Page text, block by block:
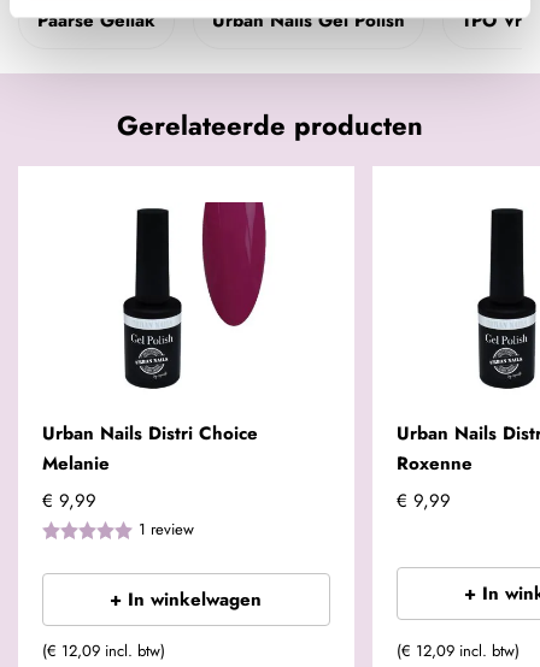
Paarse Gellak Urban Nails Gel Polish TPO
Gerelateerde producten
Urban Nails Distri Choice
Melanie
€ 9,99
1 review
+ In winkelwagen
(€ 12,09 incl. btw)
Urban Nails
Roxenne
€ 9,99
+ In
(€ 12,09 incl. btw)